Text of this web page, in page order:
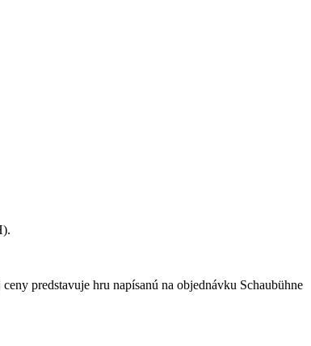
predstavuje hru napísanú na objednávku Schaubühne